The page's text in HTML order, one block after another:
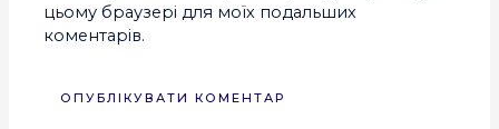
цьому браузері для моїх подальших
коментарів.